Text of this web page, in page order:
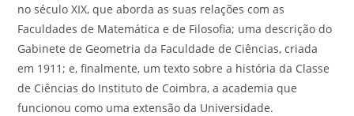
no século XIX, que aborda as suas relações com as
Faculdades de Matemática e de Filosofia; uma descrição do
Gabinete de Geometria da Faculdade de Ciências, criada
em 1911; e, finalmente, um texto sobre a história da Classe
de Ciências do Instituto de Coimbra, a academia que
funcionou como uma extensão da Universidade.